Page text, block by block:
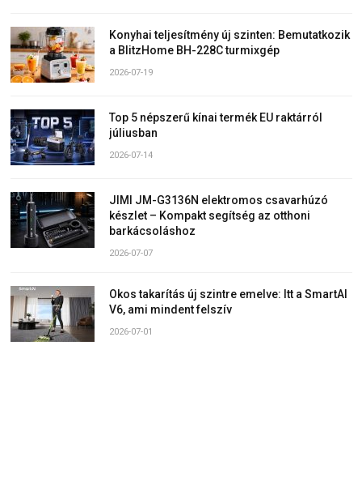
Konyhai teljesítmény új szinten: Bemutatkozik
a BlitzHome BH-228C turmixgép
2026-07-19
Top 5 népszerű kínai termék EU raktárról
júliusban
2026-07-14
JIMI JM-G3136N elektromos csavarhúzó
készlet – Kompakt segítség az otthoni
barkácsoláshoz
2026-07-07
Okos takarítás új szintre emelve: Itt a SmartAI
V6, ami mindent felszív
2026-07-01